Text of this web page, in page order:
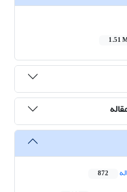
1.51
872